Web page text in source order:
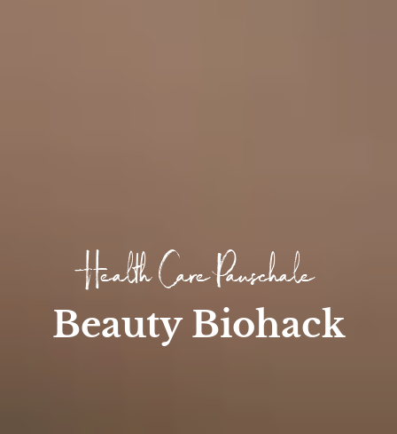
Health Care Pauschale
Beauty Biohack